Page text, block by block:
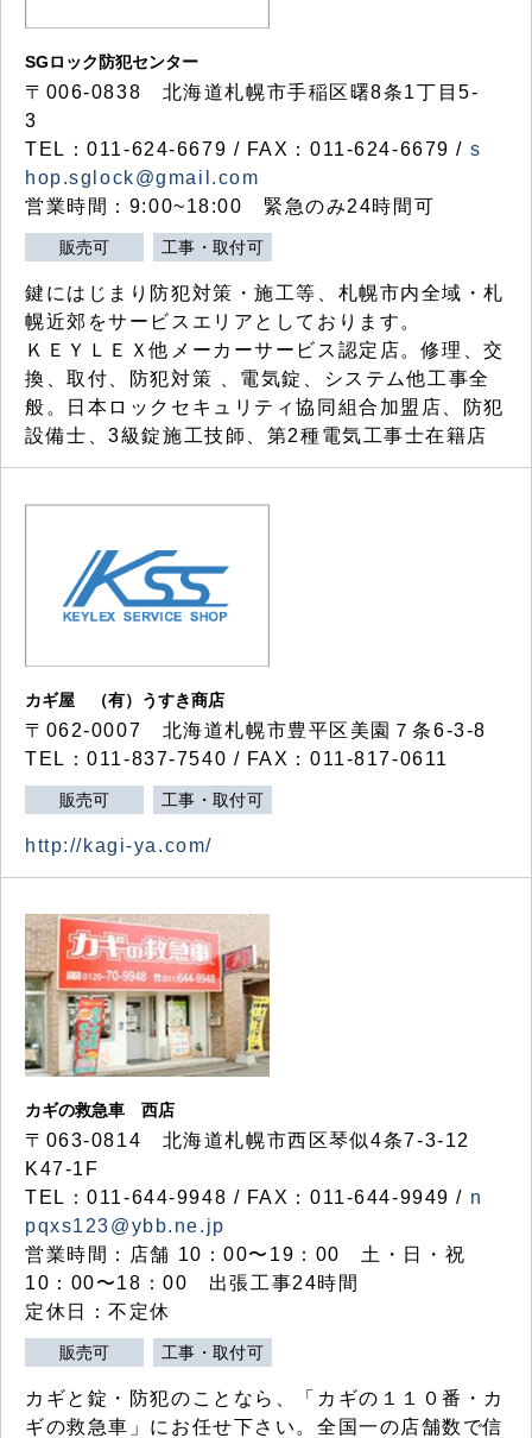
SGロック防犯センター
〒006-0838 北海道札幌市手稲区曙8条1丁目5-
3
TEL：011-624-6679 / FAX：011-624-6679 / s
hop.sglock@gmail.com
営業時間：9:00~18:00 緊急のみ24時間可
販売可 工事・取付可
鍵にはじまり防犯対策・施工等、札幌市内全域・札
幌近郊をサービスエリアとしております。
ＫＥＹＬＥＸ他メーカーサービス認定店。修理、交
換、取付、防犯対策 、電気錠、システム他工事全
般。日本ロックセキュリティ協同組合加盟店、防犯
設備士、3級錠施工技師、第2種電気工事士在籍店
カギ屋 （有）うすき商店
〒062-0007 北海道札幌市豊平区美園７条6-3-8
TEL：011-837-7540 / FAX：011-817-0611
販売可 工事・取付可
http://kagi-ya.com/
カギの救急車 西店
〒063-0814 北海道札幌市西区琴似4条7-3-12
K47-1F
TEL：011-644-9948 / FAX：011-644-9949 / n
pqxs123@ybb.ne.jp
営業時間：店舗 10：00〜19：00 土・日・祝
10：00〜18：00 出張工事24時間
定休日：不定休
販売可 工事・取付可
カギと錠・防犯のことなら、「カギの１１０番・カ
ギの救急車」にお任せ下さい。全国一の店舗数で信